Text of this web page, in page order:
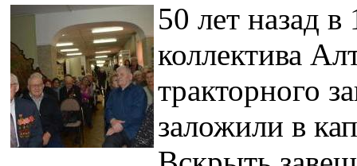
50 лет назад в
коллектива
тракторного
заложили в